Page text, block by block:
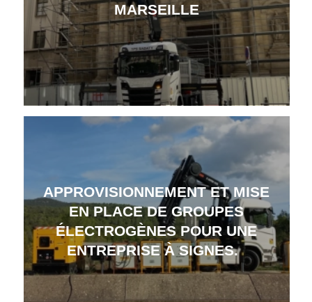
MARSEILLE
APPROVISIONNEMENT ET MISE
EN PLACE DE GROUPES
ÉLECTROGÈNES POUR UNE
ENTREPRISE À SIGNES.